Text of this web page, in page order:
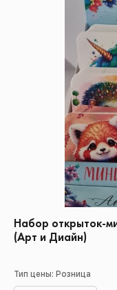
Набор открыток-
(Арт и Диайн)
Тип цены: Розница